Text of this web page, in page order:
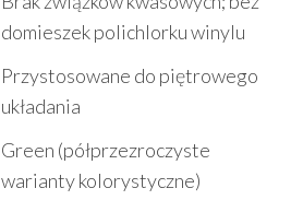
domieszek polichlorku winylu
Przystosowane do piętrowego
układania
Green (półprzezroczyste
warianty kolorystyczne)